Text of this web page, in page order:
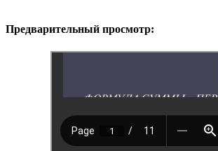
Предварительный просмотр: